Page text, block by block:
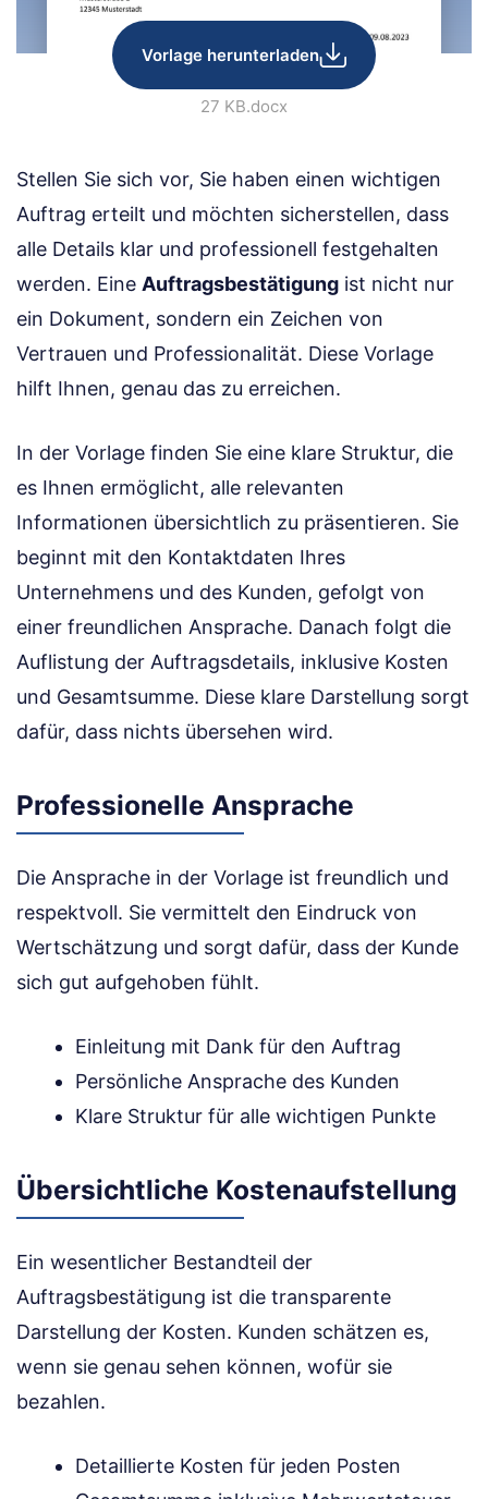
Vorlage herunterladen
27 KB.docx
Stellen Sie sich vor, Sie haben einen wichtigen
Auftrag erteilt und möchten sicherstellen, dass
alle Details klar und professionell festgehalten
werden. Eine Auftragsbestätigung ist nicht nur
ein Dokument, sondern ein Zeichen von
Vertrauen und Professionalität. Diese Vorlage
hilft Ihnen, genau das zu erreichen.
In der Vorlage finden Sie eine klare Struktur, die
es Ihnen ermöglicht, alle relevanten
Informationen übersichtlich zu präsentieren. Sie
beginnt mit den Kontaktdaten Ihres
Unternehmens und des Kunden, gefolgt von
einer freundlichen Ansprache. Danach folgt die
Auflistung der Auftragsdetails, inklusive Kosten
und Gesamtsumme. Diese klare Darstellung sorgt
dafür, dass nichts übersehen wird.
Professionelle Ansprache
Die Ansprache in der Vorlage ist freundlich und
respektvoll. Sie vermittelt den Eindruck von
Wertschätzung und sorgt dafür, dass der Kunde
sich gut aufgehoben fühlt.
Einleitung mit Dank für den Auftrag
Persönliche Ansprache des Kunden
Klare Struktur für alle wichtigen Punkte
Übersichtliche Kostenaufstellung
Ein wesentlicher Bestandteil der
Auftragsbestätigung ist die transparente
Darstellung der Kosten. Kunden schätzen es,
wenn sie genau sehen können, wofür sie
bezahlen.
Detaillierte Kosten für jeden Posten